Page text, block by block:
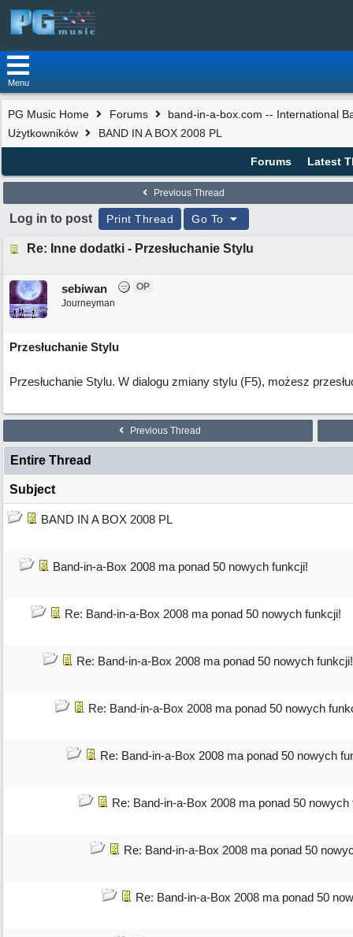
Menu
PG Music Home Forums
band-in-a-box.com -- International
Użytkowników
BAND IN A BOX 2008 PL
Forums Latest
Previous Thread
Log in to post Print Thread Go To
Re: Inne dodatki - Przesłuchanie Stylu
sebiwan
OP
Journeyman
Przesłuchanie Stylu
Przesłuchanie Stylu. W dialogu zmiany stylu (F5), możesz
Previous Thread
Entire Thread
Subject
BAND IN A BOX 2008 PL
Band-in-a-Box 2008 ma ponad 50 nowych funkcji!
Re: Band-in-a-Box 2008 ma ponad 50 nowych funkcji!
Re: Band-in-a-Box 2008 ma ponad 50 nowych funkcji!
Re: Band-in-a-Box 2008 ma ponad 50 nowych
Re: Band-in-a-Box 2008 ma ponad 50 nowych
Re: Band-in-a-Box 2008 ma ponad 50 nowych
Re: Band-in-a-Box 2008 ma ponad 50
Re: Band-in-a-Box 2008 ma ponad 50